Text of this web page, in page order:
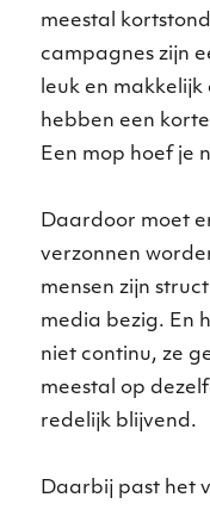
meestal
campagnes zijn
leuk en
hebben een
Een mop hoef je
Daardoor moet
verzonnen
mensen zijn
media bezig. En
niet continu, ze
meestal op
redelijk blijvend.
Daarbij past het